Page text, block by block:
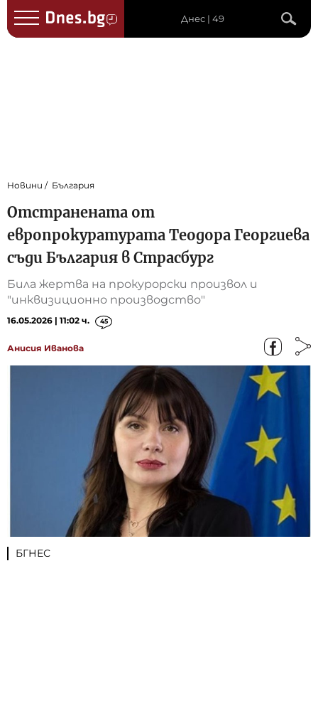
Днес | 49
Новини България
Отстранената от
европрокуратурата Теодора Георгиева
съди България в Страсбург
Била жертва на прокурорски произвол и
"инквизиционно производство"
16.05.2026 | 11:02 ч. 45
Анисия Иванова
БГНЕС